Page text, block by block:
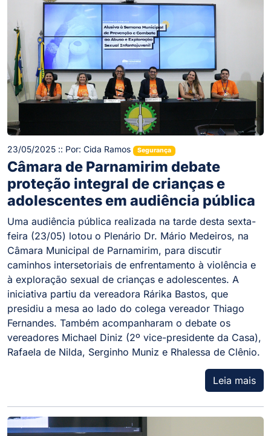
23/05/2025 :: Por: Cida Ramos Segurança
Câmara de Parnamirim debate
proteção integral de crianças e
adolescentes em audiência pública
Uma audiência pública realizada na tarde desta sexta-
feira (23/05) lotou o Plenário Dr. Mário Medeiros, na
Câmara Municipal de Parnamirim, para discutir
caminhos intersetoriais de enfrentamento à violência e
à exploração sexual de crianças e adolescentes. A
iniciativa partiu da vereadora Rárika Bastos, que
presidiu a mesa ao lado do colega vereador Thiago
Fernandes. Também acompanharam o debate os
vereadores Michael Diniz (2º vice-presidente da Casa),
Rafaela de Nilda, Serginho Muniz e Rhalessa de Clênio.
Leia mais